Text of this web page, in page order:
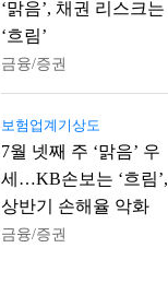
‘맑음’, 채권 리스크는
‘흐림’
금융/증권
보험업계기상도
7월 넷째 주 ‘맑음’ 우
세…KB손보는 ‘흐림’,
상반기 손해율 악화
금융/증권